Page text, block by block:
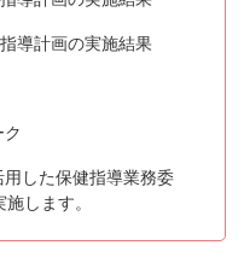
導計画の実施結果
用した保健指導業務委
します。